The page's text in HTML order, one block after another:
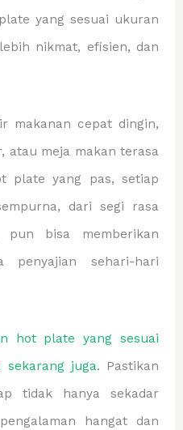
yang sesuai ukuran
nikmat, efisien, dan
makanan cepat dingin,
atau meja makan terasa
plate yang pas, setiap
dari segi rasa
pun bisa memberikan
penyajian sehari-hari
hot plate yang sesuai
sekarang juga. Pastikan
tidak hanya sekadar
hangat dan